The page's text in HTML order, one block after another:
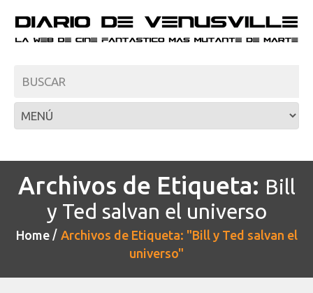
Archivos de Etiqueta: Bill
y Ted salvan el universo
Home
Archivos de Etiqueta: "Bill y Ted salvan el
universo"